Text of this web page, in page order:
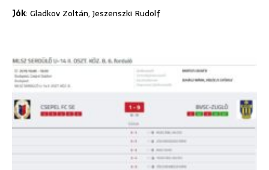
Jók: Gladkov Zoltán, Jeszenszki Rudolf